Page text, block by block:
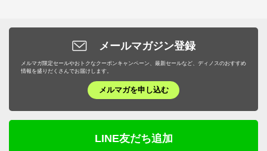
メールマガジン登録
メルマガ限定セールやおトクなクーポンキャンペーン、最新セールなど、ディノスのおすすめ
情報を盛りだくさんでお届けします。
メルマガを申し込む
LINE友だち追加